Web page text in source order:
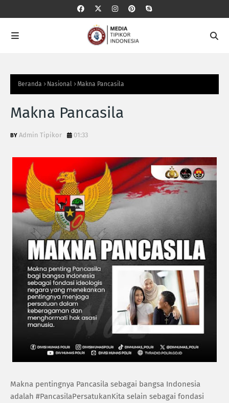
Beranda Nasional Makna Pancasila
Makna Pancasila
Admin Tipikor 01:33
Makna pentingnya Pancasila sebagai bangsa Indonesia
adalah #PancasilaPersatukanKita selain sebagai fondasi